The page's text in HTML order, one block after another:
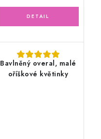
Bavlněný overal, malé
oříškové květinky